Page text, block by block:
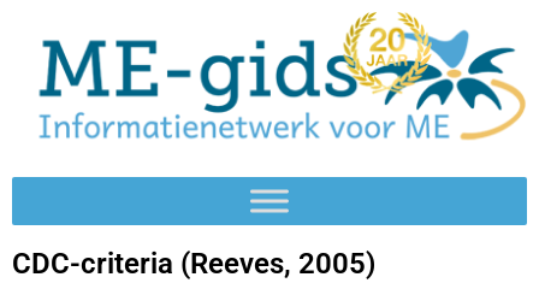
CDC-criteria (Reeves, 2005)